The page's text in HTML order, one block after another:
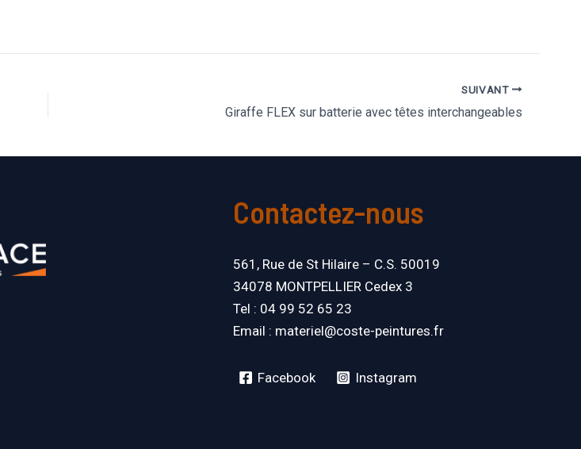
SUIVANT
Giraffe FLEX sur batterie avec têtes interchangeables
Contactez-nous
561, Rue de St Hilaire – C.S. 50019
34078 MONTPELLIER Cedex 3
Tel : 04 99 52 65 23
Email : materiel@coste-peintures.fr
Facebook Instagram